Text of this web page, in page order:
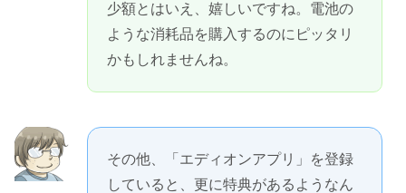
少額とはいえ、嬉しいですね。電池の
ような消耗品を購入するのにピッタリ
かもしれませんね。
その他、「エディオンアプリ」を登録
していると、更に特典があるようなん